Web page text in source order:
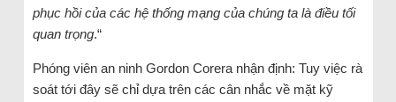
phục hồi của các hệ thống mạng của chúng ta là điều tối
quan trọng.“
Phóng viên an ninh Gordon Corera nhận định: Tuy việc rà
soát tới đây sẽ chỉ dựa trên các cân nhắc về mặt kỹ